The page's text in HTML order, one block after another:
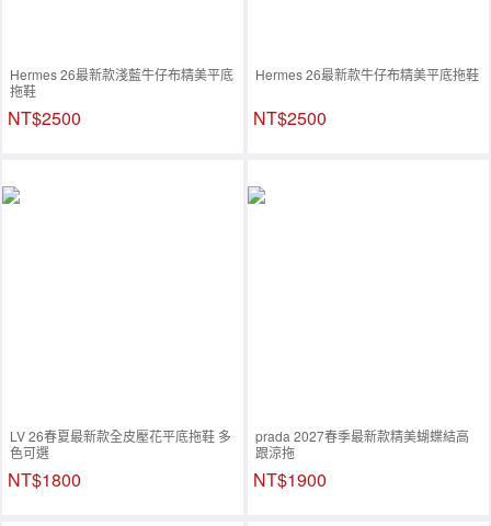
Hermes 26最新款淺藍牛仔布精美平底
拖鞋
NT$2500
Hermes 26最新款牛仔布精美平底拖鞋
NT$2500
LV 26春夏最新款全皮壓花平底拖鞋 多
色可選
NT$1800
prada 2027春季最新款精美蝴蝶結高
跟涼拖
NT$1900